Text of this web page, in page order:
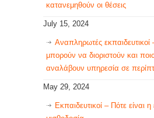
κατανεμηθούν οι θέσεις
July 15, 2024
Αναπληρωτές εκπαιδευτικοί
μπορούν να διοριστούν και
αναλάβουν υπηρεσία σε
May 29, 2024
Εκπαιδευτικοί – Πότε είναι